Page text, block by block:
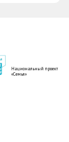
Национальный проект
«Семья»